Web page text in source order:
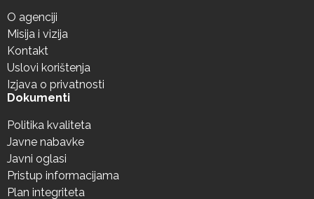
O agenciji
Misija i vizija
Kontakt
Uslovi korištenja
Izjava o privatnosti
Dokumenti
Politika kvaliteta
Javne nabavke
Javni oglasi
Pristup informacijama
Plan integriteta